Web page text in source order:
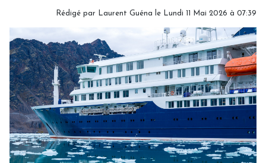
Rédigé par Laurent Guéna le Lundi 11 Mai 2026 à 07:39